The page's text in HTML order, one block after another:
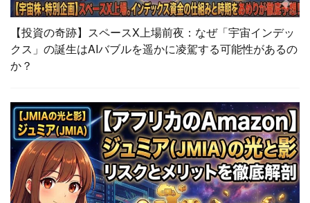
【投資の奇跡】スペースX上場前夜：なぜ「宇宙インデッ
クス」の誕生はAIバブルを遥かに凌駕する可能性があるの
か？